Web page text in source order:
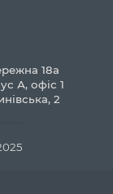
18а
А, офіс 1
2